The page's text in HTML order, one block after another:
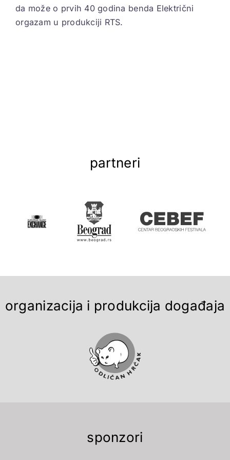
da može o prvih 40 godina benda Električni
orgazam u produkciji RTS.
partneri
organizacija i produkcija događaja
sponzori